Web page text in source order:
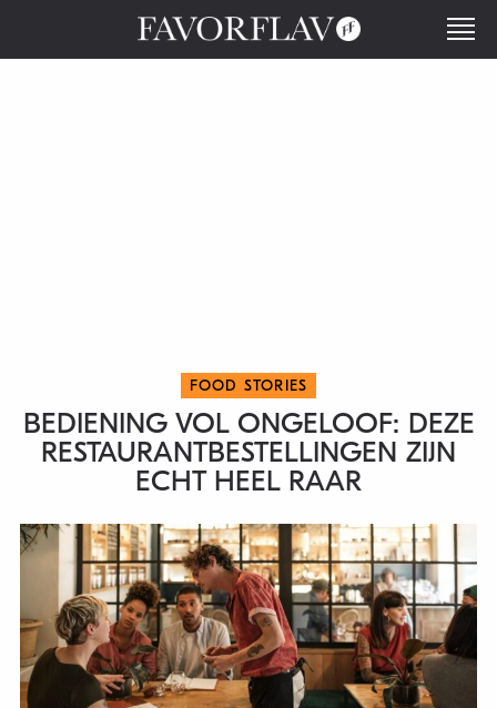
FOOD STORIES
BEDIENING VOL ONGELOOF: DEZE
RESTAURANTBESTELLINGEN ZIJN
ECHT HEEL RAAR